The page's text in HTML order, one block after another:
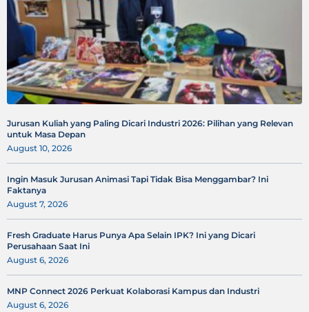
Jurusan Kuliah yang Paling Dicari Industri 2026: Pilihan yang Relevan
untuk Masa Depan
August 10, 2026
Ingin Masuk Jurusan Animasi Tapi Tidak Bisa Menggambar? Ini
Faktanya
August 7, 2026
Fresh Graduate Harus Punya Apa Selain IPK? Ini yang Dicari
Perusahaan Saat Ini
August 6, 2026
MNP Connect 2026 Perkuat Kolaborasi Kampus dan Industri
August 6, 2026